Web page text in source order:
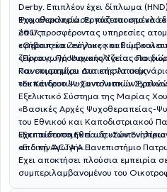
Derby. Επιπλέον έχει δίπλωμα
Ψυχοθεραπεία. Εργάζεται στο
2017 προσφέροντας υπηρεσίες
εφήβους και ενήλικες καθώς και
ζεύγους. Προσανατολίζεται στο
και συμμετέχει στα ετησία
του Κέντρου Ψυχαναλυτικών
Έχει ολοκληρώσει πιστοποιημένα
όπως:
«Θεραπεία Ζεύγους και
«Προαγωγή Ψυχικής Υγείας
Πανεπιστημίου Δυτικής Αττικής
«Εκπαιδευτών-Συντονιστών
Εξελικτικό Σύστημα της Μαρίας
«Βασικές Αρχές Ψυχοθεραπείας-
του Εθνικού και Καποδιστριακού
«Εκπαίδευση Εκπαιδευτών
«Ειδική Αγωγή» Πανεπιστήμιο
Έχει πιστοποιηθεί ως «
από την ACTA A.E.
Έχει αποκτήσει πλούσια εμπειρία
συμπεριλαμβανομένου του